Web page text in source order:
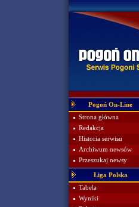
Pogoń On-Line
Strona główna
Redakcja
Historia serwisu
Archiwum newsów
Przeszukaj newsy
Liga Polska
Tabela
Wyniki